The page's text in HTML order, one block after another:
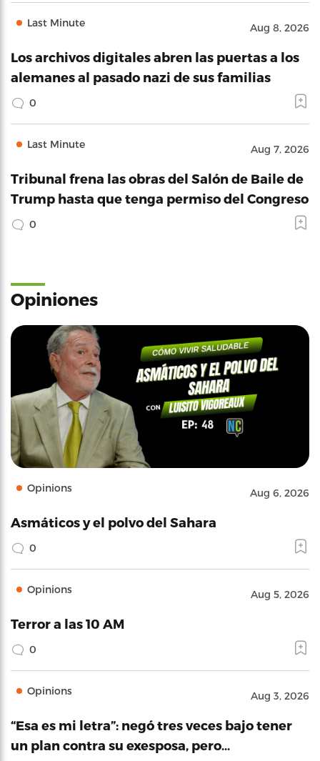
Last Minute Aug 8, 2026
Los archivos digitales abren las puertas a los
alemanes al pasado nazi de sus familias
0
Last Minute Aug 7, 2026
Tribunal frena las obras del Salón de Baile de
Trump hasta que tenga permiso del Congreso
0
Opiniones
Opinions Aug 6, 2026
Asmáticos y el polvo del Sahara
0
Opinions Aug 5, 2026
Terror a las 10 AM
0
Opinions Aug 3, 2026
“Esa es mi letra”: negó tres veces bajo tener
un plan contra su exesposa, pero…